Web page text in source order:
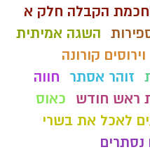
הקבלה חלק א
השגה אמיתית
וירוסים קורונה
זוהר אסתר
חווה
ראש חודש
כאוס
לאכל את בשרי
נסתרים